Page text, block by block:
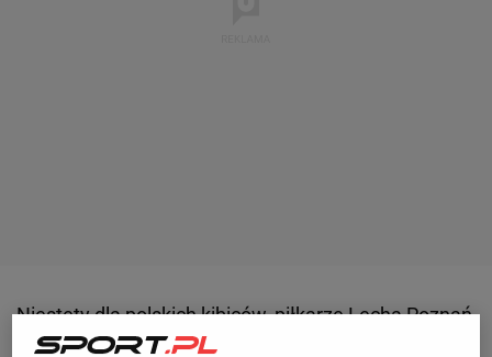
Niestety dla polskichkibiców, piłkarze Lecha Poznań
nie dokonali wielkiego wyczynu i w rewanżowym